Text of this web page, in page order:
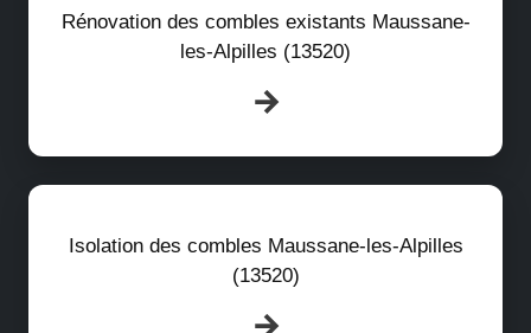
Rénovation des combles existants Maussane-
les-Alpilles (13520)
Isolation des combles Maussane-les-Alpilles
(13520)